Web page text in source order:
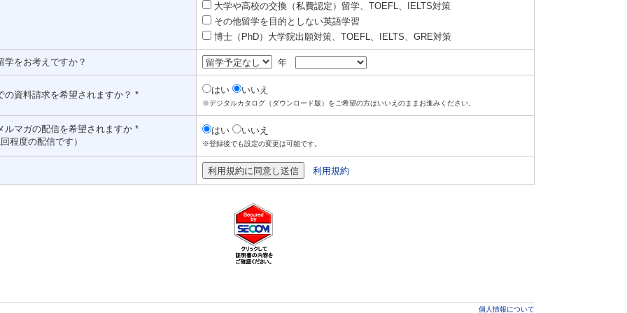
大学や高校の交換（私費認定）留学、TOEFL、IELTS対策
その他留学を目的としない英語学習
博士（PhD）大学院出願対策、TOEFL、IELTS、GRE対策
学をお考えですか？ 年
の資料請求を希望されますか？ * はい いいえ
※デジタルカタログ（ダウンロード版）をご希望の方はいいえのままお進みください。
ルマガの配信を希望されますか *
回程度の配信です）
はい いいえ
※登録後でも設定の変更は可能です。
利用規約
個人情報について